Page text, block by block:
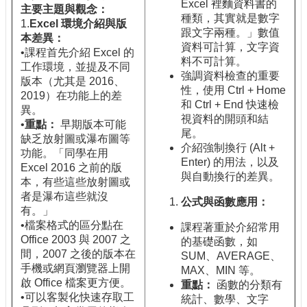
主要主題與觀念：
1. Excel 環境介紹與版
本差異：
•課程首先介紹 Excel 的
工作環境，並提及不同
版本（尤其是 2016、
2019）在功能上的差
異。
•重點： 早期版本可能
缺乏放射圖或瀑布圖等
功能。「同學在用
Excel 2016 之前的版
本，有些這些放射圖或
者是瀑布這些就沒
有。」
•檔案格式的區分點在
Office 2003 與 2007 之
間，2007 之後的版本在
手機或網頁瀏覽器上開
啟 Office 檔案更方便。
•可以客製化快速存取工
Excel 裡麵資料書的
種類，其實就是數字
跟文字兩種。」數值
資料可計算，文字資
料不可計算。
強調資料檢查的重要
性，使用 Ctrl + Home
和 Ctrl + End 快速檢
視資料的開頭和結
尾。
介紹強制換行 (Alt +
Enter) 的用法，以及
與自動換行的差異。
公式與函數應用：
課程著重於介紹常用
的基礎函數，如
SUM、AVERAGE、
MAX、MIN 等。
重點：
函數的分類有
統計、數學、文字